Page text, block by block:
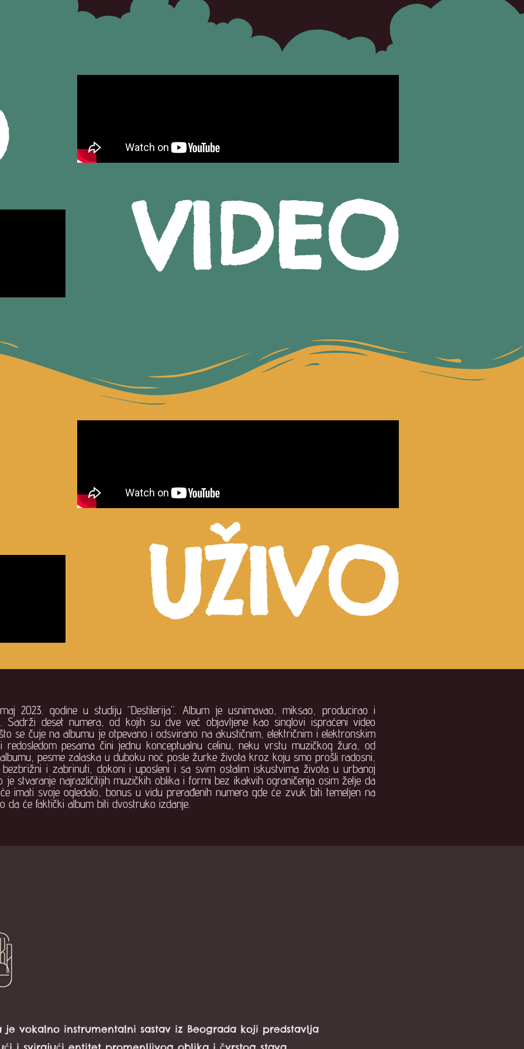
VIDEO
UŽIVO
2023. godine u studiju “Destilerija”. Album je usnimavao, miksao, producirao i
Sadrži deset numera, od kojih su dve već objavljene kao singlovi ispraćeni video
se čuje na albumu je otpevano i odsvirano na akustičnim, električnim i elektronskim
pesama čini jednu konceptualnu celinu, neku vrstu muzičkog žura, od
pesme zalaska u duboku noć posle žurke života kroz koju smo prošli radosni,
i zabrinuti, dokoni i uposleni i sa svim ostalim iskustvima života u urbanoj
stvaranje najrazličitijih muzičkih oblika i formi bez ikakvih ograničenja osim želje da
imati svoje ogledalo, bonus u vidu prerađenih numera gde će zvuk biti temeljen na
da će faktički album biti dvostruko izdanje.
je vokalno instrumentalni sastav iz Beograda koji predstavlja